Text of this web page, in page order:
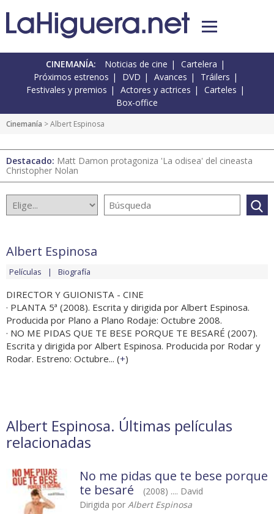
CINEMANÍA: Noticias de cine
Cartelera
Próximos estrenos
DVD Avances
Tráilers
Festivales y premios
Actores y actrices
Carteles
Box-office
Cinemanía > Albert Espinosa
Destacado: Matt Damon protagoniza 'La odisea' del cineasta
Christopher Nolan
Albert Espinosa
Películas Biografía
DIRECTOR Y GUIONISTA - CINE
· PLANTA 5ª (2008). Escrita y dirigida por Albert Espinosa.
Producida por Plano a Plano Rodaje: Octubre 2008.
· NO ME PIDAS QUE TE BESE PORQUE TE BESARÉ (2007).
Escrita y dirigida por Albert Espinosa. Producida por Rodar y
Rodar. Estreno: Octubre... (+)
Albert Espinosa. Últimas películas
relacionadas
No me pidas que te bese porque
te besaré
(2008) .... David
Dirigida por Albert Espinosa